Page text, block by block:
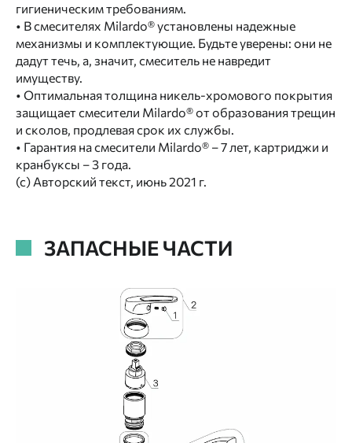
гигиеническим требованиям.
• В смесителях Milardo® установлены надежные
механизмы и комплектующие. Будьте уверены: они не
дадут течь, а, значит, смеситель не навредит
имуществу.
• Оптимальная толщина никель-хромового покрытия
защищает смесители Milardo® от образования трещин
и сколов, продлевая срок их службы.
• Гарантия на смесители Milardo® – 7 лет, картриджи и
кранбуксы – 3 года.
(с) Авторский текст, июнь 2021 г.
ЗАПАСНЫЕ ЧАСТИ